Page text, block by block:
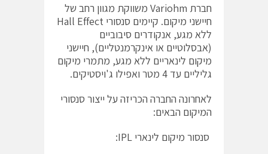
חברת Variohm משווקת מגוון רחב של
חיישני מיקום. קיימים סנסורי Hall Effect
ללא מגע, אנקודרים סיבוביים
(אבסלוטיים או אינקרמנטליים), חיישני
מיקום לינאריים ללא מגע, מתמרי מיקום
גליליים עד 4 מטר ואפילו ג'ויסטיקים.
לאחרונה החברה הכריזה על ייצור סנסורי
המיקום הבאים:
סנסור מיקום לינארי IPL: